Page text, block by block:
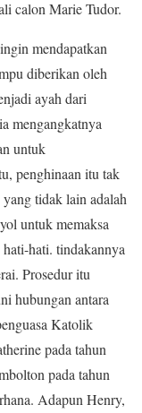
calon Marie Tudor.
mendapatkan
diberikan oleh
ayah dari
mengangkatnya
untuk
penghinaan itu tak
tidak lain adalah
untuk memaksa
hati. tindakannya
Prosedur itu
hubungan antara
Katolik
pada tahun
pada tahun
Adapun Henry,